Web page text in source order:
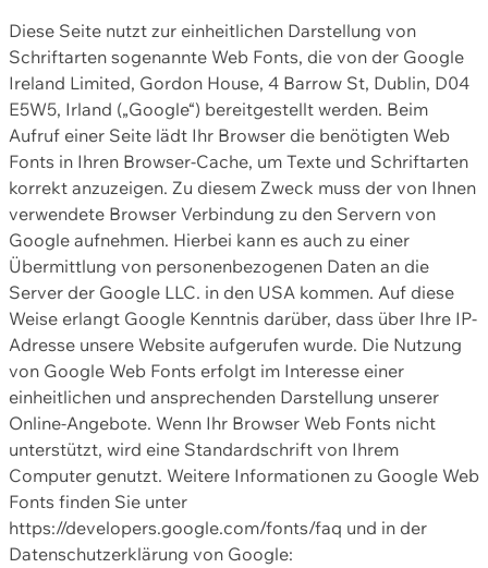
Diese Seite nutzt zur einheitlichen Darstellung von
Schriftarten sogenannte Web Fonts, die von der Google
Ireland Limited, Gordon House, 4 Barrow St, Dublin, D04
E5W5, Irland („Google“) bereitgestellt werden. Beim
Aufruf einer Seite lädt Ihr Browser die benötigten Web
Fonts in Ihren Browser-Cache, um Texte und Schriftarten
korrekt anzuzeigen. Zu diesem Zweck muss der von Ihnen
verwendete Browser Verbindung zu den Servern von
Google aufnehmen. Hierbei kann es auch zu einer
Übermittlung von personenbezogenen Daten an die
Server der Google LLC. in den USA kommen. Auf diese
Weise erlangt Google Kenntnis darüber, dass über Ihre IP-
Adresse unsere Website aufgerufen wurde. Die Nutzung
von Google Web Fonts erfolgt im Interesse einer
einheitlichen und ansprechenden Darstellung unserer
Online-Angebote. Wenn Ihr Browser Web Fonts nicht
unterstützt, wird eine Standardschrift von Ihrem
Computer genutzt. Weitere Informationen zu Google Web
Fonts finden Sie unter
https://developers.google.com/fonts/faq und in der
Datenschutzerklärung von Google: